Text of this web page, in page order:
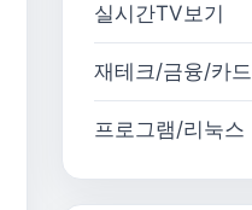
실시간TV보기
재테크/금융/카드
프로그램/리눅스